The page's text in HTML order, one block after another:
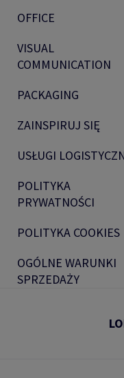
OFFICE
VISUAL
COMMUNICATION
PACKAGING
ZAINSPIRUJ SIĘ
USŁUGI
POLITYKA
PRYWATNOŚCI
POLITYKA COOKIES
OGÓLNE WARUNKI
SPRZEDAŻY